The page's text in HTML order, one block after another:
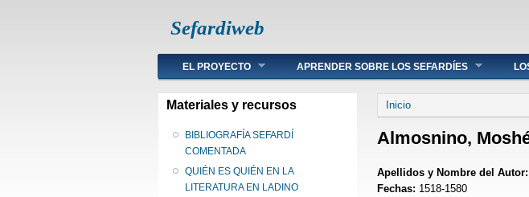
Sefardiweb
Main menu
EL PROYECTO APRENDER SOBRE LOS SEFARDÍES
Materiales y recursos
BIBLIOGRAFÍA SEFARDÍ
COMENTADA
QUIÉN ES QUIÉN EN LA
LITERATURA EN LADINO
Se encuentra usted
Inicio
Almosnino,
Apellidos y Nombre del Autor:
Fechas: 1518-1580